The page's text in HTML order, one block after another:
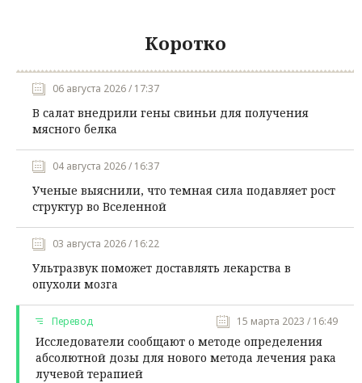
Коротко
06 августа 2026 / 17:37
В салат внедрили гены свиньи для получения
мясного белка
04 августа 2026 / 16:37
Ученые выяснили, что темная сила подавляет рост
структур во Вселенной
03 августа 2026 / 16:22
Ультразвук поможет доставлять лекарства в
опухоли мозга
Перевод 15 марта 2023 / 16:49
Исследователи сообщают о методе определения
абсолютной дозы для нового метода лечения рака
лучевой терапией